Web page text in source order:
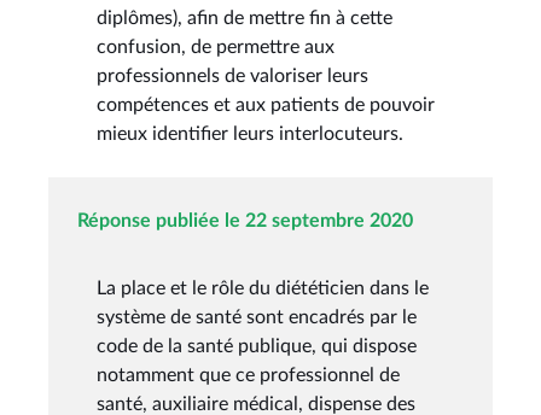
diplômes), afin de mettre fin à cette
confusion, de permettre aux
professionnels de valoriser leurs
compétences et aux patients de pouvoir
mieux identifier leurs interlocuteurs.
Réponse publiée le 22 septembre 2020
La place et le rôle du diététicien dans le
système de santé sont encadrés par le
code de la santé publique, qui dispose
notamment que ce professionnel de
santé, auxiliaire médical, dispense des